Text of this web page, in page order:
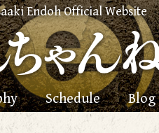
Endoh Official Website
Schedule Blog